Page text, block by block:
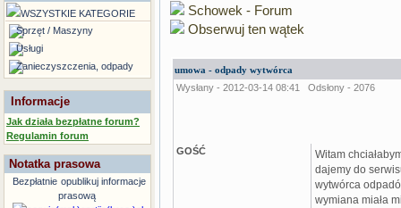
WSZYSTKIE KATEGORIE
Sprzęt / Maszyny
Usługi
Zanieczyszczenia, odpady
Informacje
Jak działa bezpłatne forum?
Regulamin forum
Notatka prasowa
Bezpłatnie opublikuj informacje
prasową
Schowek - Forum
Obserwuj ten wątek
umowa - odpady wytwórca
Wysłany - 2012-03-14 08:41
Odsłony - 2076
GOŚĆ
Witam
dajemy do
wytwórca
wymiana miała